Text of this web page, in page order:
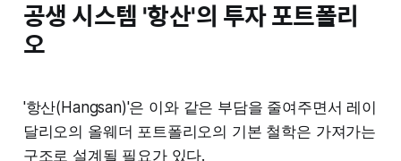
공생 시스템 '항산'의 투자 포트폴리
오
'항산(Hangsan)'은 이와 같은 부담을 줄여주면서 레이
달리오의 올웨더 포트폴리오의 기본 철학은 가져가는
구조로 설계될 필요가 있다.